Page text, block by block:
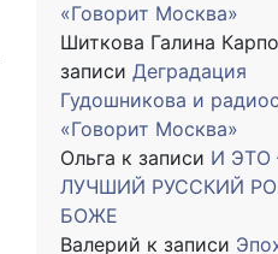
«Говорит Москва»
Шиткова Галина
записи Деградация
Гудошникова и
«Говорит Москва»
Ольга к записи И ЭТО
ЛУЧШИЙ РУССКИЙ
БОЖЕ
Валерий к записи